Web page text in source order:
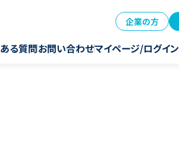
企業の方
る質問お問い合わせマイページ/ログイン